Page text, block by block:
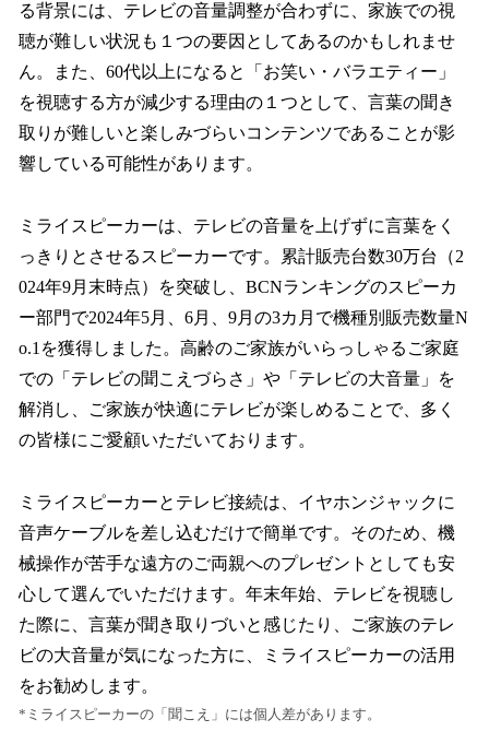
る背景には、テレビの音量調整が合わずに、家族での視
聴が難しい状況も１つの要因としてあるのかもしれませ
ん。また、60代以上になると「お笑い・バラエティー」
を視聴する方が減少する理由の１つとして、言葉の聞き
取りが難しいと楽しみづらいコンテンツであることが影
響している可能性があります。
ミライスピーカーは、テレビの音量を上げずに言葉をく
っきりとさせるスピーカーです。累計販売台数30万台（2
024年9月末時点）を突破し、BCNランキングのスピーカ
ー部門で2024年5月、6月、9月の3カ月で機種別販売数量N
o.1を獲得しました。高齢のご家族がいらっしゃるご家庭
での「テレビの聞こえづらさ」や「テレビの大音量」を
解消し、ご家族が快適にテレビが楽しめることで、多く
の皆様にご愛顧いただいております。
ミライスピーカーとテレビ接続は、イヤホンジャックに
音声ケーブルを差し込むだけで簡単です。そのため、機
械操作が苦手な遠方のご両親へのプレゼントとしても安
心して選んでいただけます。年末年始、テレビを視聴し
た際に、言葉が聞き取りづいと感じたり、ご家族のテレ
ビの大音量が気になった方に、ミライスピーカーの活用
をお勧めします。
*ミライスピーカーの「聞こえ」には個人差があります。